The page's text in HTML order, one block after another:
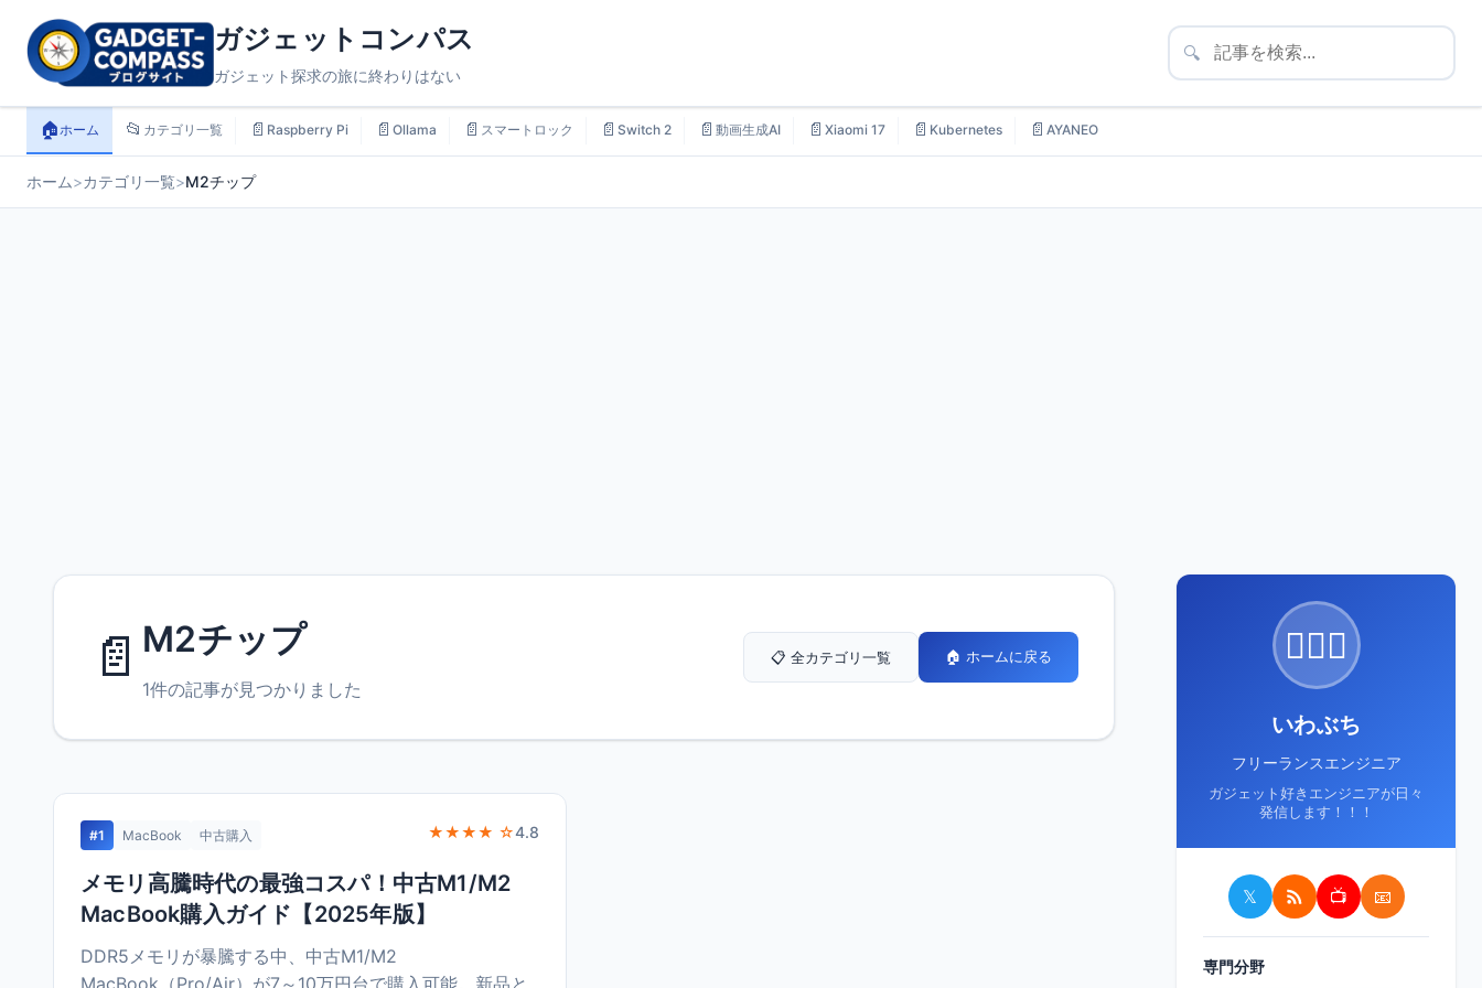
ガジェットコンパス
ガジェット探求の旅に終わりはない
🔍
🏠ホーム 📂 カテゴリ一覧 📄 Raspberry Pi 📄 Ollama 📄 スマートロック 📄 Switch 2 📄 動画生成AI 📄 Xiaomi 17 📄 Kubernetes 📄 AYANEO
ホーム>カテゴリ一覧>M2チップ
📄 M2チップ
1件の記事が見つかりました
📋 全カテゴリ一覧 🏠 ホームに戻る
#1 MacBook 中古購入 ★★★★ ☆4.8
メモリ高騰時代の最強コスパ！中古M1/M2
MacBook購入ガイド【2025年版】
DDR5メモリが暴騰する中、中古M1/M2
MacBook（Pro/Air）が7～10万円台で購入可能。新品と
🙋🏻‍♂️
いわぶち
フリーランスエンジニア
ガジェット好きエンジニアが日々
発信します！！！
𝕏 📺 📧
専門分野